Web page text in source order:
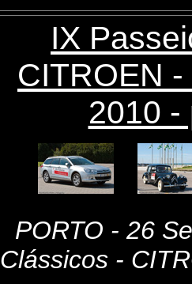
IX
CITROEN
2010 -
PORTO - 26
Clássicos -